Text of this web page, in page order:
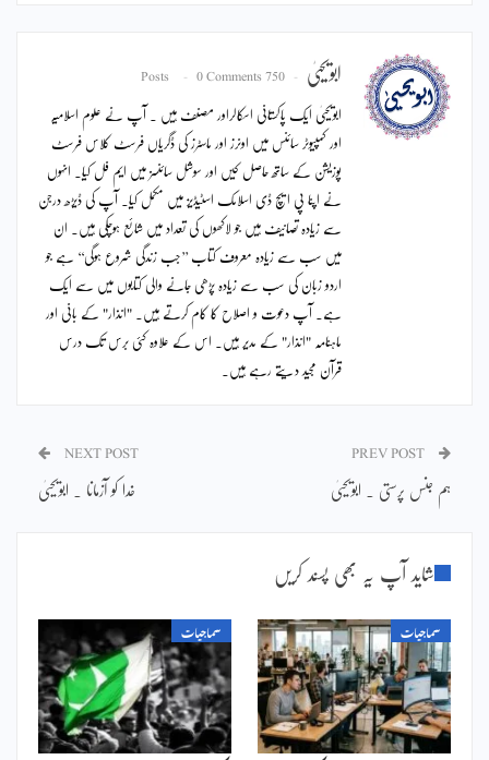
ابویحییٰ 750 Posts
0 Comments
ابویحییٰ ایک پاکستانی اسکالراور مصنف ہیں ۔ آپ نے علوم اسلامیہ
اور کمپیوٹر سائنس میں اونرز اور ماسٹرز کی ڈگریاں فرسٹ کلاس فرسٹ
پوزیشن کے ساتھ حاصل کیں اور سوشل سائنسز میں ایم فل کیا۔ انہوں
نے اپنا پی ایچ ڈی اسلامک اسٹیڈیز میں مکمل کیا۔ آپ کی ڈیڑھ درجن
سے زیادہ تصانیف ہیں جو لاکھوں کی تعداد میں شائع ہوچکی ہیں۔ ان
میں سب سے زیادہ معروف کتاب ’’جب زندگی شروع ہوگی‘‘ ہے جو
اردو زبان کی سب سے زیادہ پڑھی جانے والی کتابوں میں سے ایک
ہے۔ آپ دعوت و اصلاح کا کام کرتے ہیں۔ "انذار" کے بانی اور
ماہنامہ "انذار" کے مدیر ہیں۔ اس کے علاوہ کئی برس تک درس
قرآن مجید دیتے رہے ہیں۔
ہم جنس پرستی ۔ ابویحییٰ
NEXT POST
خدا کو آزمانا ۔ ابویحییٰ
شاید آپ یہ بھی پسند کریں
سماجیات سماجیات